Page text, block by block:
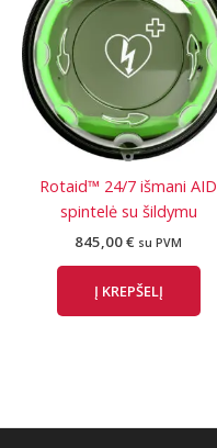
Rotaid™ 24/7 išmani AID
spintelė su šildymu
845,00€ su PVM
Į KREPŠELĮ